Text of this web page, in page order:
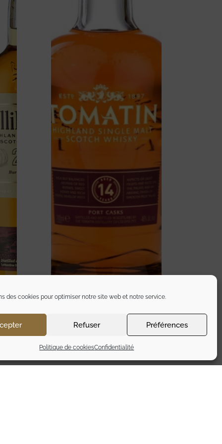
des cookies pour optimiser notre site web et notre service.
Refuser Préférences
Politique de cookiesConfidentialité
TOMATIN 14 ANS PORT CASK
109,90€ TTC